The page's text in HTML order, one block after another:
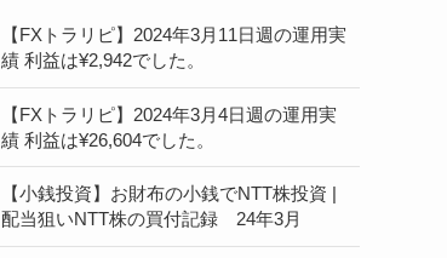
【FXトラリピ】2024年3月11日週の運用実
績 利益は¥2,942でした。
【FXトラリピ】2024年3月4日週の運用実
績 利益は¥26,604でした。
【小銭投資】お財布の小銭でNTT株投資 |
配当狙いNTT株の買付記録 24年3月